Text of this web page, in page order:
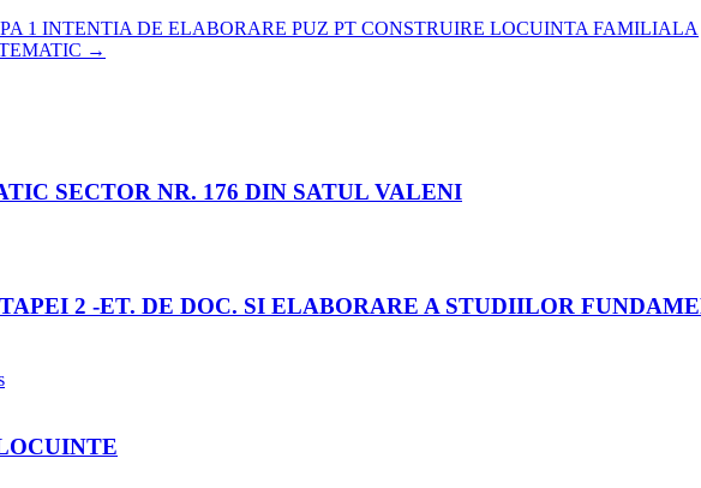
1 INTENTIA DE ELABORARE PUZ PT CONSTRUIRE LOCUINTA FAMILIALA
→
SECTOR NR. 176 DIN SATUL VALENI
2 -ET. DE DOC. SI ELABORARE A STUDIILOR